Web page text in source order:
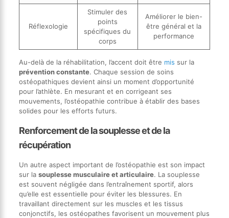
Réflexologie
Stimuler des
points
spécifiques du
corps
Améliorer le bien-
être général et la
performance
Au-delà de la réhabilitation, l’accent doit être mis sur la
prévention constante. Chaque session de soins
ostéopathiques devient ainsi un moment d’opportunité
pour l’athlète. En mesurant et en corrigeant ses
mouvements, l’ostéopathie contribue à établir des bases
solides pour les efforts futurs.
Renforcement de la souplesse et de la
récupération
Un autre aspect important de l’ostéopathie est son impact
sur la souplesse musculaire et articulaire. La souplesse
est souvent négligée dans l’entraînement sportif, alors
qu’elle est essentielle pour éviter les blessures. En
travaillant directement sur les muscles et les tissus
conjonctifs, les ostéopathes favorisent un mouvement plus